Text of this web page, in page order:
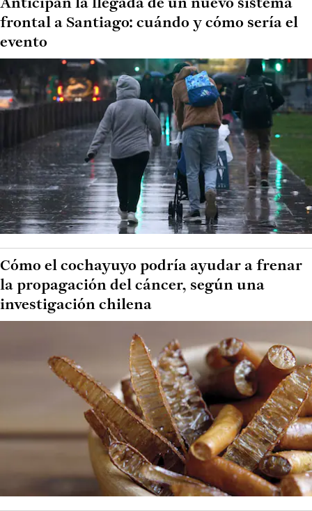
Anticipan la llegada de un nuevo sistema
frontal a Santiago: cuándo y cómo sería el
evento
Cómo el cochayuyo podría ayudar a frenar
la propagación del cáncer, según una
investigación chilena